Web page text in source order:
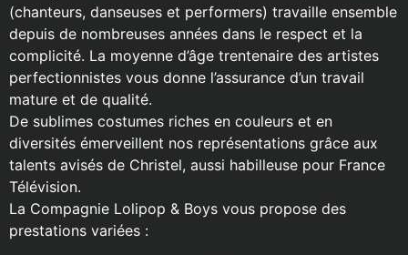
(chanteurs, danseuses et performers) travaille ensemble
depuis de nombreuses années dans le respect et la
complicité. La moyenne d’âge trentenaire des artistes
perfectionnistes vous donne l’assurance d’un travail
mature et de qualité.
De sublimes costumes riches en couleurs et en
diversités émerveillent nos représentations grâce aux
talents avisés de Christel, aussi habilleuse pour France
Télévision.
La Compagnie Lolipop & Boys vous propose des
prestations variées :